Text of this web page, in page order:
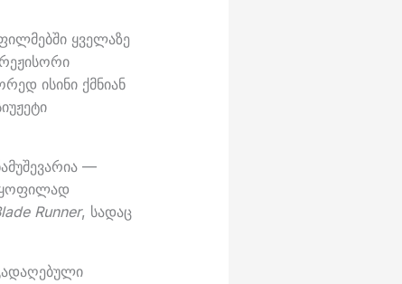
ყველაზე
ისინი ქმნიან
—
Runner, სადაც